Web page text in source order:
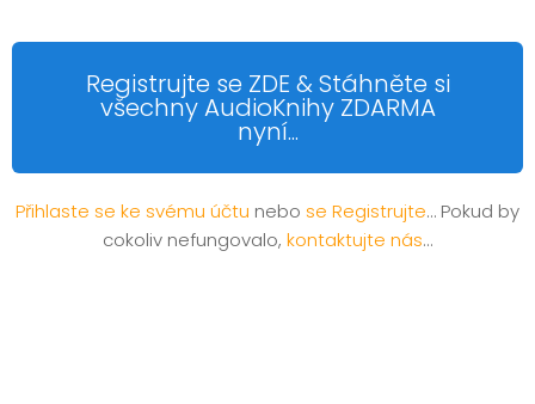
Registrujte se ZDE & Stáhněte si
všechny AudioKnihy ZDARMA
nyní...
Přihlaste se ke svému účtu nebo se Registrujte… Pokud by
cokoliv nefungovalo, kontaktujte nás…